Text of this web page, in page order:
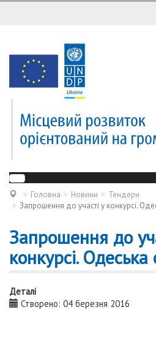
Головна Новини
Тендери
Запрошення до участі у конкурсі.
Запрошення до
конкурсі. Одеська
Деталі
Створено: 04 березня 2016